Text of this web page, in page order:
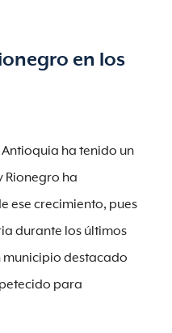
en los
ha tenido un
Rionegro ha
ese crecimiento, pues
durante los últimos
municipio destacado
para